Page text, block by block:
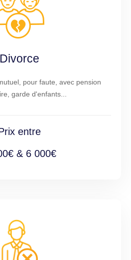
Divorce
pour faute, avec pension
garde d'enfants...
entre
& 6 000€